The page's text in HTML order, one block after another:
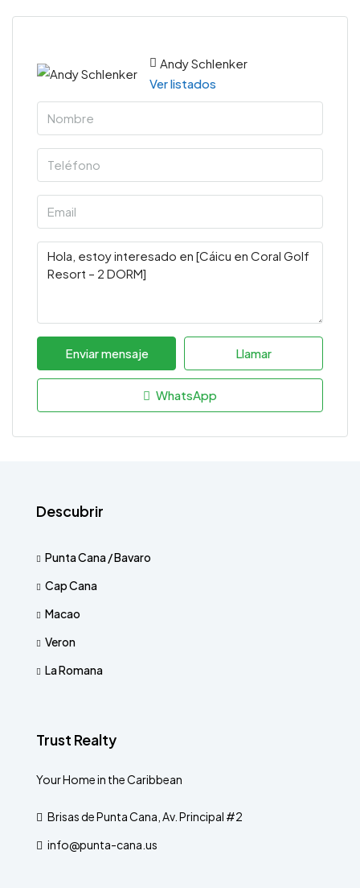
Andy Schlenker
Ver listados
Enviar mensaje Llamar
WhatsApp
Descubrir
Punta Cana / Bavaro
Cap Cana
Macao
Veron
La Romana
Trust Realty
Your Home in the Caribbean
Brisas de Punta Cana, Av. Principal #2
info@punta-cana.us